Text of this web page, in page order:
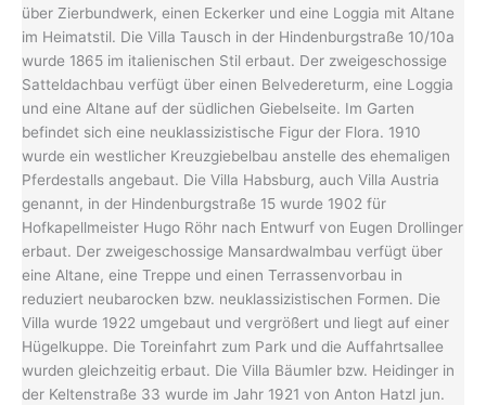
über Zierbundwerk, einen Eckerker und eine Loggia mit Altane
im Heimatstil. Die Villa Tausch in der Hindenburgstraße 10/10a
wurde 1865 im italienischen Stil erbaut. Der zweigeschossige
Satteldachbau verfügt über einen Belvedereturm, eine Loggia
und eine Altane auf der südlichen Giebelseite. Im Garten
befindet sich eine neuklassizistische Figur der Flora. 1910
wurde ein westlicher Kreuzgiebelbau anstelle des ehemaligen
Pferdestalls angebaut. Die Villa Habsburg, auch Villa Austria
genannt, in der Hindenburgstraße 15 wurde 1902 für
Hofkapellmeister Hugo Röhr nach Entwurf von Eugen Drollinger
erbaut. Der zweigeschossige Mansardwalmbau verfügt über
eine Altane, eine Treppe und einen Terrassenvorbau in
reduziert neubarocken bzw. neuklassizistischen Formen. Die
Villa wurde 1922 umgebaut und vergrößert und liegt auf einer
Hügelkuppe. Die Toreinfahrt zum Park und die Auffahrtsallee
wurden gleichzeitig erbaut. Die Villa Bäumler bzw. Heidinger in
der Keltenstraße 33 wurde im Jahr 1921 von Anton Hatzl jun.